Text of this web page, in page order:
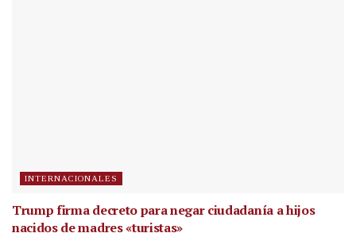
INTERNACIONALES
Trump firma decreto para negar ciudadanía a hijos
nacidos de madres «turistas»